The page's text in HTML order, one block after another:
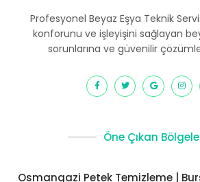
Profesyonel Beyaz Eşya Teknik
konforunu ve işleyişini sağlayan
sorunlarına ve güvenilir
Öne Çıkan
Osmangazi Petek Temizleme |